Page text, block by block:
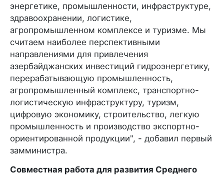
энергетике, промышленности, инфраструктуре,
здравоохранении, логистике,
агропромышленном комплексе и туризме. Мы
считаем наиболее перспективными
направлениями для привлечения
азербайджанских инвестиций гидроэнергетику,
перерабатывающую промышленность,
агропромышленный комплекс, транспортно-
логистическую инфраструктуру, туризм,
цифровую экономику, строительство, легкую
промышленность и производство экспортно-
ориентированной продукции", - добавил первый
замминистра.
Совместная работа для развития Среднего